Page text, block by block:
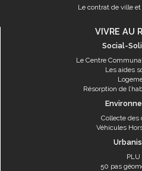
Le contrat de ville
VIVRE AU
Social-
Le Centre
Les aides
Résorption de
Collecte des
Véhicules
PLU
50 pas